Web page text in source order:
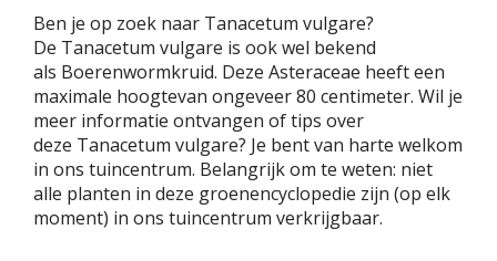
Ben je op zoek naar Tanacetum vulgare?
De Tanacetum vulgare is ook wel bekend
als Boerenwormkruid. Deze Asteraceae heeft een
maximale hoogtevan ongeveer 80 centimeter. Wil je
meer informatie ontvangen of tips over
deze Tanacetum vulgare? Je bent van harte welkom
in ons tuincentrum. Belangrijk om te weten: niet
alle planten in deze groenencyclopedie zijn (op elk
moment) in ons tuincentrum verkrijgbaar.